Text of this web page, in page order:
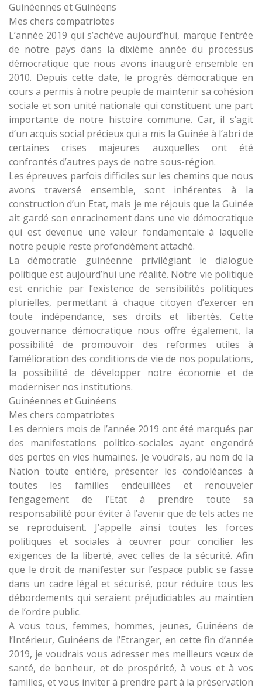
Guinéennes et Guinéens
Mes chers compatriotes
L’année 2019 qui s’achève aujourd’hui, marque l’entrée
de notre pays dans la dixième année du processus
démocratique que nous avons inauguré ensemble en
2010. Depuis cette date, le progrès démocratique en
cours a permis à notre peuple de maintenir sa cohésion
sociale et son unité nationale qui constituent une part
importante de notre histoire commune. Car, il s’agit
d’un acquis social précieux qui a mis la Guinée à l’abri de
certaines crises majeures auxquelles ont été
confrontés d’autres pays de notre sous-région.
Les épreuves parfois difficiles sur les chemins que nous
avons traversé ensemble, sont inhérentes à la
construction d’un Etat, mais je me réjouis que la Guinée
ait gardé son enracinement dans une vie démocratique
qui est devenue une valeur fondamentale à laquelle
notre peuple reste profondément attaché.
La démocratie guinéenne privilégiant le dialogue
politique est aujourd’hui une réalité. Notre vie politique
est enrichie par l’existence de sensibilités politiques
plurielles, permettant à chaque citoyen d’exercer en
toute indépendance, ses droits et libertés. Cette
gouvernance démocratique nous offre également, la
possibilité de promouvoir des reformes utiles à
l’amélioration des conditions de vie de nos populations,
la possibilité de développer notre économie et de
moderniser nos institutions.
Guinéennes et Guinéens
Mes chers compatriotes
Les derniers mois de l’année 2019 ont été marqués par
des manifestations politico-sociales ayant engendré
des pertes en vies humaines. Je voudrais, au nom de la
Nation toute entière, présenter les condoléances à
toutes les familles endeuillées et renouveler
l’engagement de l’Etat à prendre toute sa
responsabilité pour éviter à l’avenir que de tels actes ne
se reproduisent. J’appelle ainsi toutes les forces
politiques et sociales à œuvrer pour concilier les
exigences de la liberté, avec celles de la sécurité. Afin
que le droit de manifester sur l’espace public se fasse
dans un cadre légal et sécurisé, pour réduire tous les
débordements qui seraient préjudiciables au maintien
de l’ordre public.
A vous tous, femmes, hommes, jeunes, Guinéens de
l’Intérieur, Guinéens de l’Etranger, en cette fin d’année
2019, je voudrais vous adresser mes meilleurs vœux de
santé, de bonheur, et de prospérité, à vous et à vos
familles, et vous inviter à prendre part à la préservation